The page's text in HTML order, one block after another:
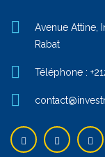
Avenue Attine,
Rabat
Téléphone :